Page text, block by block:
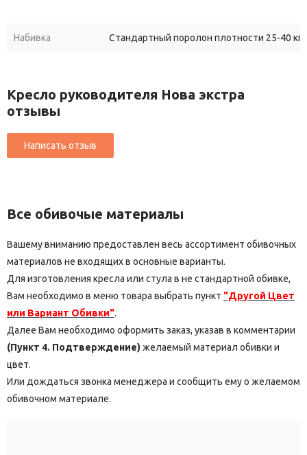
Набивка Стандартный поролон плотности 25-40
Кресло руководителя Нова экстра
отзывы
Все обивочые материалы
Вашему вниманию предоставлен весь ассортимент обивочных
материалов не входящих в основные варианты.
Для изготовления кресла или стула в не стандартной обивке,
Вам необходимо в меню товара выбрать пункт "Другой Цвет
или Вариант Обивки".
Далее Вам необходимо оформить заказ, указав в комментарии
(Пункт 4. Подтверждение) желаемый материал обивки и
цвет.
Или дождаться звонка менеджера и сообщить ему о желаемом
обивочном материале.